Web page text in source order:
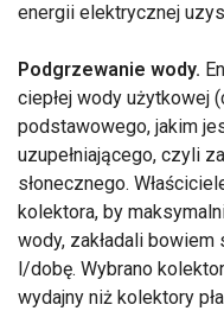
energii elektrycznej
Podgrzewanie wody.
ciepłej wody użytkowej
podstawowego, jakim
uzupełniającego, czyli
słonecznego.
kolektora, by
wody, zakładali
l/dobę. Wybrano
wydajny niż kolektory